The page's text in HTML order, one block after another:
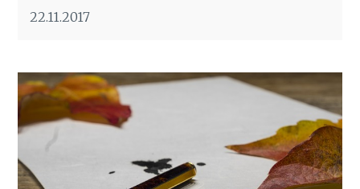
22.11.2017